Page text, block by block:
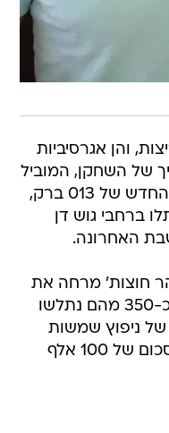
והן אגרסיביות
של השחקן, המוביל
כעת את קמפיין שילוט החוצות החדש של 013 ברק,
ברחבי גוש דן
האחרונה.
חוצות' מרחה את
אראלי על 3,500 שלטי חוצות. כ-350 מהם נתלשו
ניפוץ שמשות
תחנות אוטובוס. הנזק הוערך בסכום של 100 אלף